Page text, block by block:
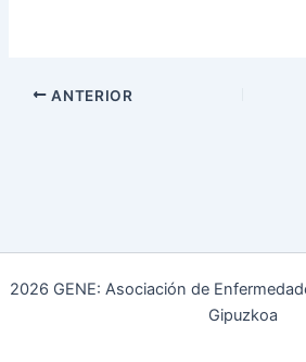
ANTERIOR
2026 GENE: Asociación de
Gipuzkoa